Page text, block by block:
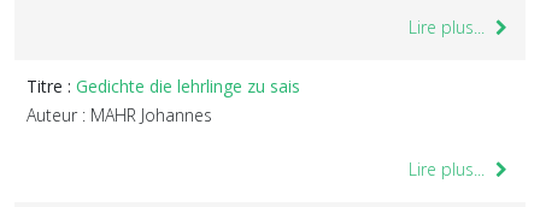
Lire plus...
Titre : Gedichte die lehrlinge zu sais
Auteur : MAHR Johannes
Lire plus...